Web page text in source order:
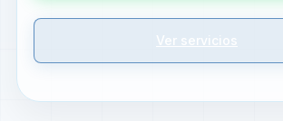
Ver servicios